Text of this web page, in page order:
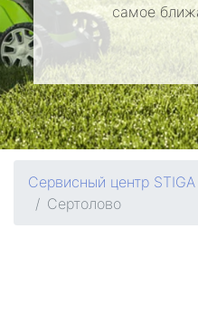
самое
Сервисный центр STIGA
Сертолово